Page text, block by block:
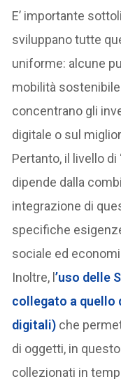
E’ importante
sviluppano tutte
uniforme: alcune
mobilità
concentrano gli
digitale o sul
Pertanto, il livello di
dipende dalla
integrazione di
specifiche
sociale ed
Inoltre, l’uso delle
collegato a quello
digitali) che
di oggetti, in
collezionati in